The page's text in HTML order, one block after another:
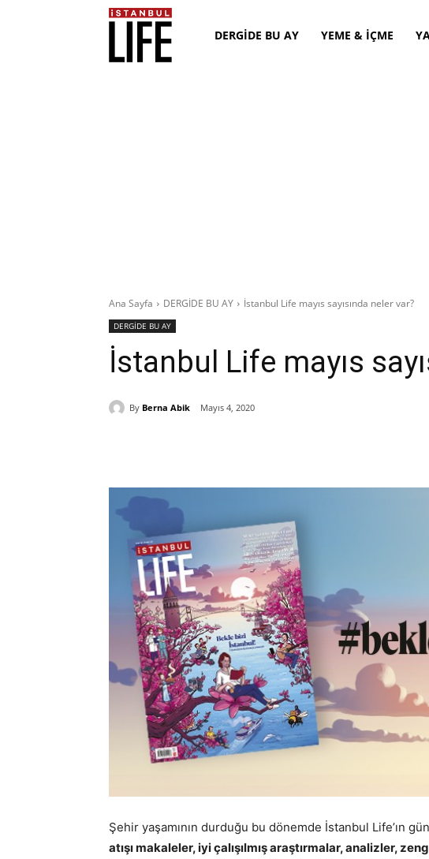
DERGİDE BU AY YEME & İÇME
Ana Sayfa DERGİDE BU AY İstanbul Life mayıs sayısında neler var?
DERGİDE BU AY
İstanbul Life mayıs
By Berna Abik Mayıs 4, 2020
Şehir yaşamının durduğu bu dönemde İstanbul Life’ın
atışı makaleler, iyi çalışılmış araştırmalar,analizler,